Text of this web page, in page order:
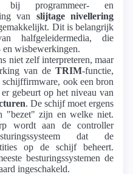
bij programmeer- en
van slijtage nivellering
Dit is belangrijk
halfgeleidermedia, die
en wisbewerkingen.
niet zelf interpreteren, maar
van de TRIM-functie,
schijffirmware, ook een bron
gebeurt op het niveau van
. De schijf moet ergens
"bezet" zijn en welke niet.
wordt aan de controller
dat de
op de schijf beheert.
besturingssystemen de
ingeschakeld.